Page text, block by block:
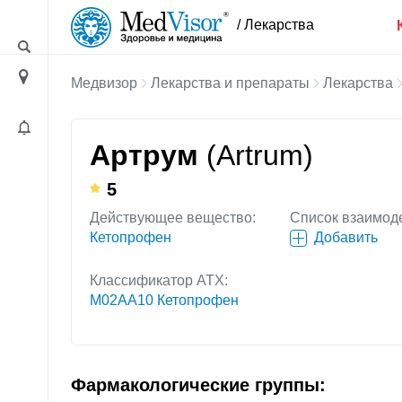
/ Лекарства
Медвизор Лекарства и препараты Лекарства
Артрум (Artrum)
5
Действующее вещество:
Кетопрофен
Список
Добавить
Классификатор АТХ:
M02AA10 Кетопрофен
Фармакологические группы: